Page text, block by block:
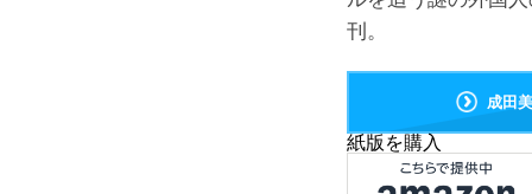
刊。
成田
紙版を購入